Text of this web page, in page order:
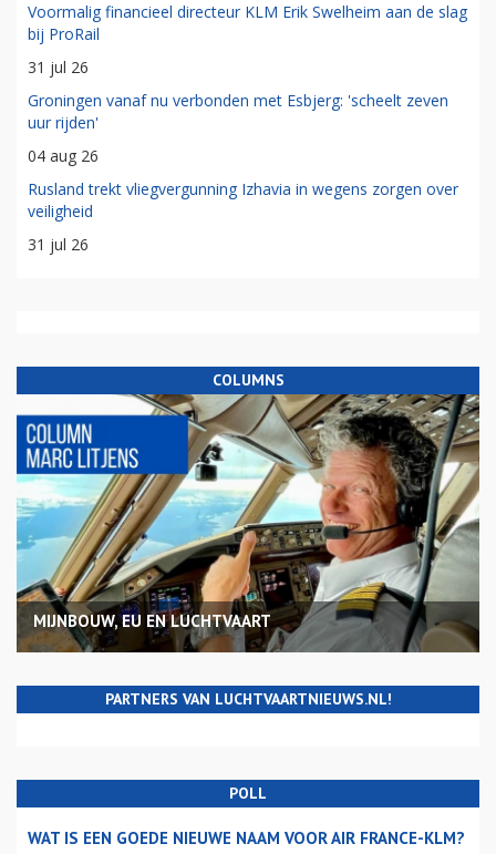
Voormalig financieel directeur KLM Erik Swelheim aan de slag
bij ProRail
31 jul 26
Groningen vanaf nu verbonden met Esbjerg: 'scheelt zeven
uur rijden'
04 aug 26
Rusland trekt vliegvergunning Izhavia in wegens zorgen over
veiligheid
31 jul 26
COLUMNS
MIJNBOUW, EU EN LUCHTVAART
PARTNERS VAN LUCHTVAARTNIEUWS.NL!
POLL
WAT IS EEN GOEDE NIEUWE NAAM VOOR AIR FRANCE-KLM?